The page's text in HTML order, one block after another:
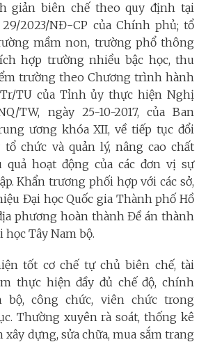
giản biên chế theo quy định tại
2023/NĐ-CP của Chính phủ; tổ
mầm non, trường phổ thông
hợp trường nhiều bậc học, thu
trường theo Chương trình hành
TU của Tỉnh ủy thực hiện Nghị
TW, ngày 25-10-2017, của Ban
ương khóa XII, về tiếp tục đổi
chức và quản lý, nâng cao chất
quả hoạt động của các đơn vị sự
Khẩn trương phối hợp với các sở,
Đại học Quốc gia Thành phố Hồ
phương hoàn thành Đề án thành
Tây Nam bộ.
tốt cơ chế tự chủ biên chế, tài
thực hiện đầy đủ chế độ, chính
bộ, công chức, viên chức trong
Thường xuyên rà soát, thống kê
xây dựng, sửa chữa, mua sắm trang